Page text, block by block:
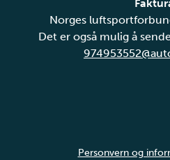
Norges
Det er også mulig å
Personvern og